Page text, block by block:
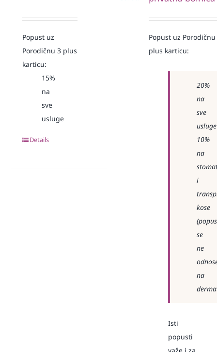
Popust uz
Porodičnu 3 plus
karticu:
15%
na
sve
usluge
Details
Popust uz Porodičnu
plus karticu:
20%
na
sve
usluge
10%
na
i
kose
se
ne
na
Isti
popusti
važe i za